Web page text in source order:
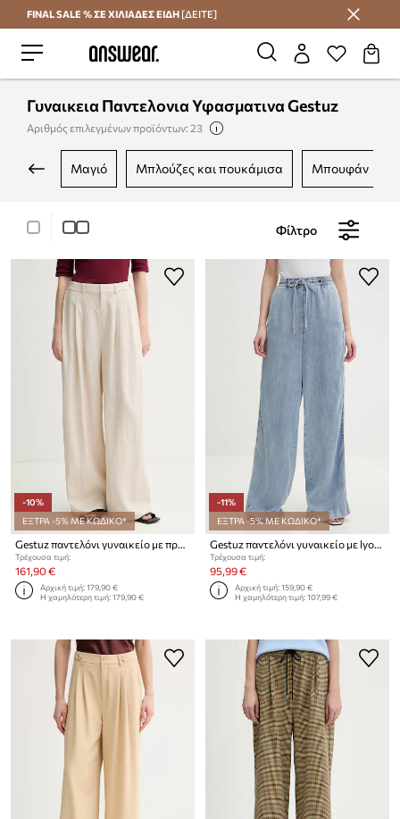
Εξοικονομήστε με το Answear Club
FINAL SALE % ΣΕ ΧΙΛΙΑΔΕΣ ΕΙΔΗ [ΔΕΙΤΕ]
Γυναικεια Παντελονια Υφασματινα Gestuz
Αριθμός επιλεγμένων προϊόντων: 23
μαγιό μπλούζες και πουκάμισα μπουφάν
Φίλτρο
-10%
ΕΞΤΡΑ -5% ΜΕ ΚΩΔΙΚΟ*
Gestuz παντελόνι γυναικείο με πρόσμιξη λινού GZriava
Τρέχουσα τιμή:
161,90 €
Αρχική τιμή:179,90 €
Η χαμηλότερη τιμή:179,90 €
-11%
ΕΞΤΡΑ -5% ΜΕ ΚΩΔΙΚΟ*
Gestuz παντελόνι γυναικείο με lyocell
Τρέχουσα τιμή:
95,99 €
Αρχική τιμή:159,90 €
Η χαμηλότερη τιμή:107,99 €